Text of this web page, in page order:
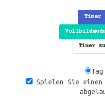
Timer
Timer
Tag
Spielen Sie einen